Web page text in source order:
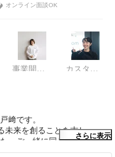
オンライン面談OK
事業開発 プロジェクトリーダー カスタマーサクセス
﨑です。
未来を創ることを志し、
。ご一緒に同じビジョンを
きるのを楽しみにしていま
さらに表示